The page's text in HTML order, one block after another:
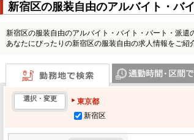
新宿区の服装自由のアルバイト・バ
新宿区の服装自由のアルバイト・バイト・パート・派遣
あなたにぴったりの新宿区の服装自由の求人情報をご紹
勤務地で検索
選択・変更
東京都
新宿区